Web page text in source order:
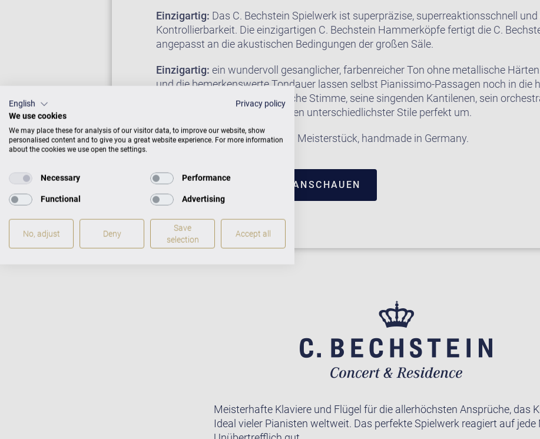
Einzigartig: Das C. Bechstein Spielwerk ist superpräzise, superreaktionsschnell
Kontrollierbarkeit. Die einzigartigen C. Bechstein Hammerköpfe fertigt die C.
angepasst an die akustischen Bedingungen der großen Säle.
Einzigartig: ein wundervoll gesanglicher, farbenreicher Ton ohne metallische
und die bemerkenswerte Tondauer lassen selbst Pianissimo-Passagen noch in die
Saales vordringen. Seine lyrische Stimme, seine singenden Kantilenen, sein
die musikalischen Vorstellungen unterschiedlichster Stile perfekt um.
Der Konzertflügel D-282 ist ein Meisterstück, handmade in Germany.
FLÜGEL IM CENTRUM ANSCHAUEN
Meisterhafte Klaviere und Flügel für die allerhöchsten Ansprüche, das
Ideal vieler Pianisten weltweit. Das perfekte Spielwerk reagiert auf jede
English
Privacy policy
We use cookies
We may place these for analysis of our visitor data, to improve our website, show
personalised content and to give you a great website experience. For more information
about the cookies we use open the settings.
Necessary Performance
Functional Advertising
No, adjust Deny
Save
selection
Accept all